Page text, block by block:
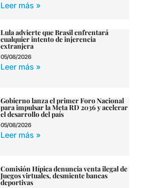
Leer más »
Lula advierte que Brasil enfrentará
cualquier intento de injerencia
extranjera
05/08/2026
Leer más »
Gobierno lanza el primer Foro Nacional
para impulsar la Meta RD 2036 y acelerar
el desarrollo del país
05/08/2026
Leer más »
Comisión Hípica denuncia venta ilegal de
Juegos virtuales, desmiente bancas
deportivas